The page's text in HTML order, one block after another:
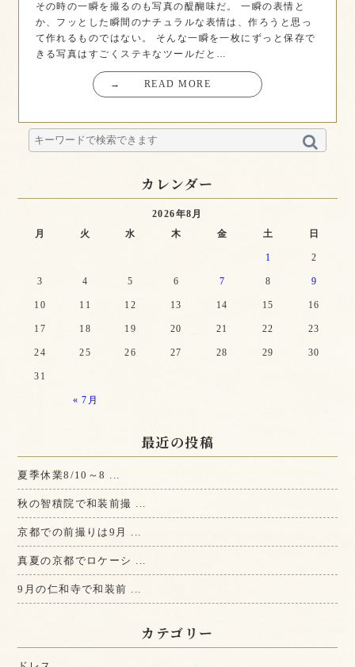
その時の一瞬を撮るのも写真の醍醐味だ。 一瞬の表情と
か、フッとした瞬間のナチュラルな表情は、作ろうと思っ
て作れるものではない。 そんな一瞬を一枚にずっと保存で
きる写真はすごくステキなツールだと…
→ READ MORE
カレンダー
2026年8月
月
火 水 木 金 土 日
« 7月
1 2
3 4 5 6 7 8 9
10 11 12 13 14 15 16
17 18 19 20 21 22 23
24 25 26 27 28 29 30
31
最近の投稿
夏季休業8/10～8 ...
秋の智積院で和装前撮 ...
京都での前撮りは9月 ...
真夏の京都でロケーシ ...
9月の仁和寺で和装前 ...
カテゴリー